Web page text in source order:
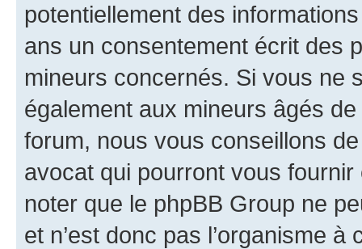
potentiellement des
ans un consentement écrit des
mineurs concernés. Si vous ne
également aux mineurs âgés
forum, nous vous conseillons
avocat qui pourront vous
noter que le phpBB Group ne
et n’est donc pas l’organisme